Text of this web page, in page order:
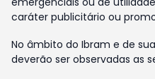
caráter publicitário ou
No âmbito do Ibram e de
deverão ser observadas as